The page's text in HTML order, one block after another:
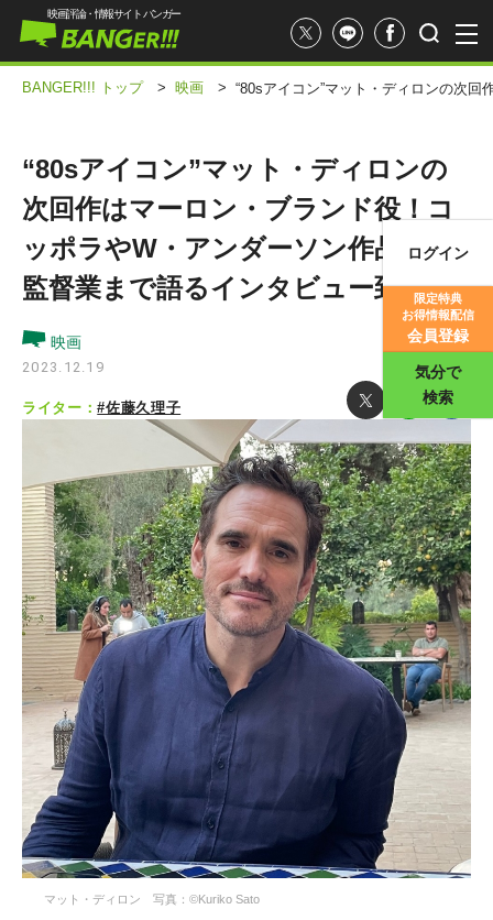
映画記事
映画評論・情報サイト バンガー
ログイン
限定特典
お得情報配信
会員登録
気分で
検索
BANGER!!! トップ > 映画 > “80sアイコン”マット・ディロンの次
“80sアイコン”マット・ディロンの
次回作はマーロン・ブランド役！コ
ッポラやW・アンダーソン作品から
監督業まで語るインタビュー到着
映画
2023.12.19
ライター：#佐藤久理子
マット・ディロン 写真：©Kuriko Sato